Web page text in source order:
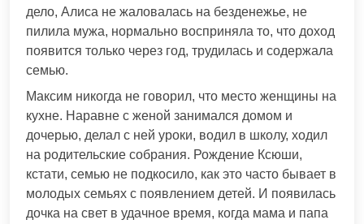
дело, Алиса не жаловалась на безденежье, не
пилила мужа, нормально восприняла то, что доход
появится только через год, трудилась и содержала
семью.
Максим никогда не говорил, что место женщины на
кухне. Наравне с женой занимался домом и
дочерью, делал с ней уроки, водил в школу, ходил
на родительские собрания. Рождение Ксюши,
кстати, семью не подкосило, как это часто бывает в
молодых семьях с появлением детей. И появилась
дочка на свет в удачное время, когда мама и папа